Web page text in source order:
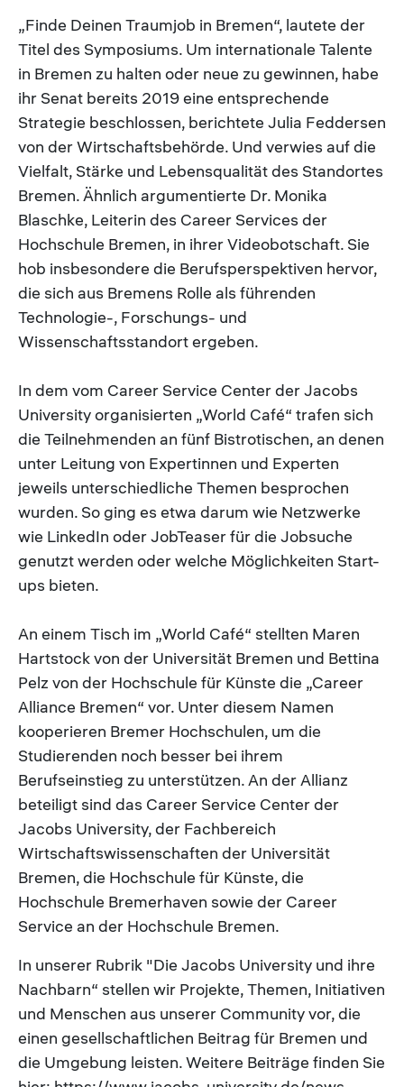
„Finde Deinen Traumjob in Bremen“, lautete der
Titel des Symposiums. Um internationale Talente
in Bremen zu halten oder neue zu gewinnen, habe
ihr Senat bereits 2019 eine entsprechende
Strategie beschlossen, berichtete Julia Feddersen
von der Wirtschaftsbehörde. Und verwies auf die
Vielfalt, Stärke und Lebensqualität des Standortes
Bremen. Ähnlich argumentierte Dr. Monika
Blaschke, Leiterin des Career Services der
Hochschule Bremen, in ihrer Videobotschaft. Sie
hob insbesondere die Berufsperspektiven hervor,
die sich aus Bremens Rolle als führenden
Technologie-, Forschungs- und
Wissenschaftsstandort ergeben.
In dem vom Career Service Center der Jacobs
University organisierten „World Café“ trafen sich
die Teilnehmenden an fünf Bistrotischen, an denen
unter Leitung von Expertinnen und Experten
jeweils unterschiedliche Themen besprochen
wurden. So ging es etwa darum wie Netzwerke
wie LinkedIn oder JobTeaser für die Jobsuche
genutzt werden oder welche Möglichkeiten Start-
ups bieten.
An einem Tisch im „World Café“ stellten Maren
Hartstock von der Universität Bremen und Bettina
Pelz von der Hochschule für Künste die „Career
Alliance Bremen“ vor. Unter diesem Namen
kooperieren Bremer Hochschulen, um die
Studierenden noch besser bei ihrem
Berufseinstieg zu unterstützen. An der Allianz
beteiligt sind das Career Service Center der
Jacobs University, der Fachbereich
Wirtschaftswissenschaften der Universität
Bremen, die Hochschule für Künste, die
Hochschule Bremerhaven sowie der Career
Service an der Hochschule Bremen.
In unserer Rubrik "Die Jacobs University und ihre
Nachbarn“ stellen wir Projekte, Themen, Initiativen
und Menschen aus unserer Community vor, die
einen gesellschaftlichen Beitrag für Bremen und
die Umgebung leisten. Weitere Beiträge finden Sie